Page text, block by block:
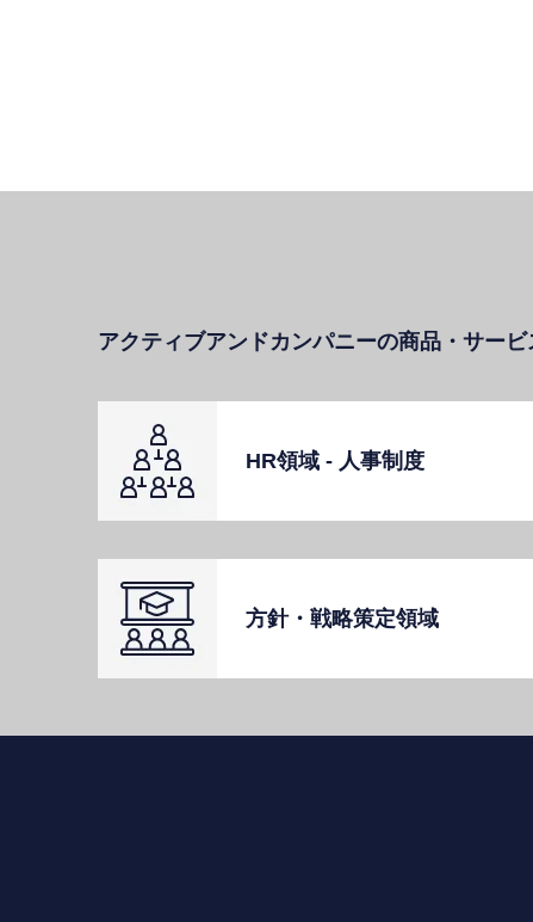
アクティブアンドカンパニーの商品・サービ
HR領域 - ⼈事制度
⽅針・戦略策定領域